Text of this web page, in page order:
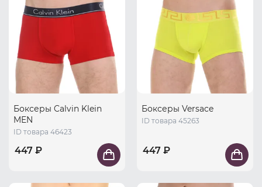
Боксеры Calvin Klein
MEN
ID товара 46423
447 ₽
Боксеры Versace
ID товара 45263
447 ₽